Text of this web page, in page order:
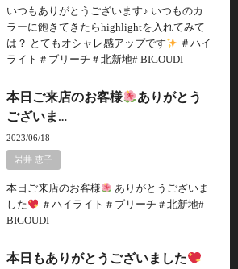
いつもありがとうございます♪ いつものカ
ラーに飽きてきたらhighlightを入れてみて
は？ とてもオシャレ感アップです
＃ハイ
ライト＃ブリーチ＃北新地# BIGOUDI
本日ご来店のお客様
ありがとう
ございま…
2023/06/18
岩井 恵子
本日ご来店のお客様
ありがとうございま
した
＃ハイライト＃ブリーチ＃北新地#
BIGOUDI
本日もありがとうございました